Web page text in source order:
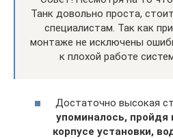
Танк довольно проста,
специалистам. Так как
монтаже не исключены
к плохой работе
Достаточно высокая
упоминалось, пройдя
корпусе установки,